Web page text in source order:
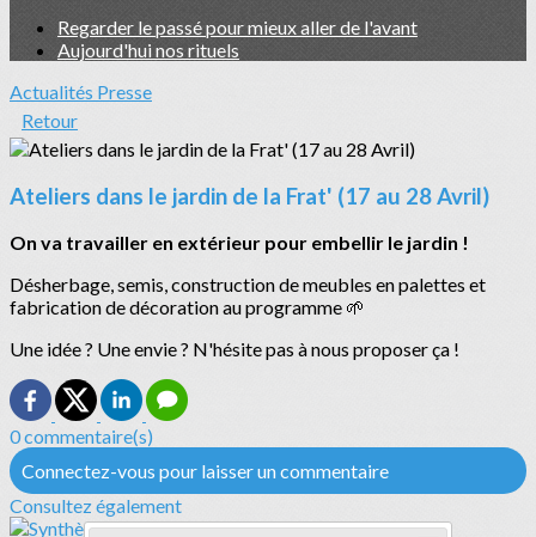
Regarder le passé pour mieux aller de l'avant
Aujourd'hui nos rituels
Actualités Presse
Retour
Ateliers dans le jardin de la Frat' (17 au 28 Avril)
On va travailler en extérieur pour embellir le jardin !
Désherbage, semis, construction de meubles en palettes et
fabrication de décoration au programme 🌱
Une idée ? Une envie ? N'hésite pas à nous proposer ça !
0 commentaire(s)
Connectez-vous pour laisser un commentaire
Consultez également